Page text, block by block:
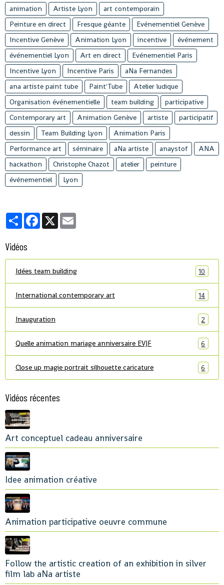
animation Artiste Lyon
art contemporain
Peinture en direct
Fresque géante
Evénementiel Genève
Incentive Genève
Animation Lyon incentive
événement
événementiel Lyon
Art en direct
Evénementiel Paris
Incentive Lyon
Incentive Paris
aNa Fernandes
ana artiste paint tube
Paint'Tube
Atelier ludique
Organisation événementielle
team building
participative
Contemporary art
Animation Genève artiste
participatif
dessin
Team Building Lyon
Animation Paris
Performance art
séminaire aNa artiste anaystof
ANA
hackathon
Christophe Chazot atelier
peinture
événementiel
Lyon
PartagerFacebook
X
Vidéos
Idées team building 10
International contemporary art 14
Inauguration 2
Quelle animation mariage anniversaire EVJF 6
Close up magie portrait silhouette caricature 6
Vidéos récentes
Art conceptuel cadeau anniversaire
Idee animation créative
Animation participative oeuvre commune
Follow the artistic creation of an exhibition in silver
film lab aNa artiste